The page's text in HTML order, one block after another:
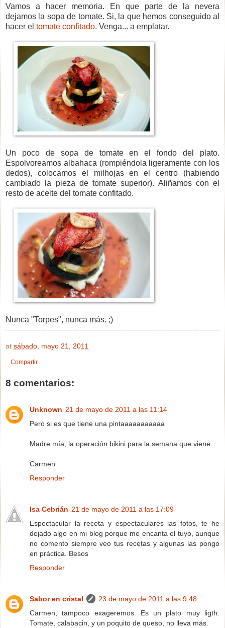
Vamos a hacer memoria. En que parte de la nevera
dejamos la sopa de tomate. Si, la que hemos conseguido al
hacer el tomate confitado. Venga... a emplatar.
Un poco de sopa de tomate en el fondo del plato.
Espolvoreamos albahaca (rompiéndola ligeramente con los
dedos), colocamos el milhojas en el centro (habiendo
cambiado la pieza de tomate superior). Aliñamos con el
resto de aceite del tomate confitado.
Nunca "Torpes", nunca más. ;)
at sábado, mayo 21, 2011
Compartir
8 comentarios:
Unknown 21 de mayo de 2011 a las 11:14
Pero si es que tiene una pintaaaaaaaaaaa
Madre mía, la operación bikini para la semana que viene.
Carmen
Responder
Isa Cebrián 21 de mayo de 2011 a las 17:09
Espectacular la receta y espectaculares las fotos, te he
dejado algo en mi blog porque me encanta el tuyo, aunque
no comento siempre veo tus recetas y algunas las pongo
en práctica. Besos
Responder
Sabor en cristal
23 de mayo de 2011 a las 9:48
Carmen, tampoco exageremos. Es un plato muy ligth.
Tomate, calabacin, y un poquito de queso, no lleva más.